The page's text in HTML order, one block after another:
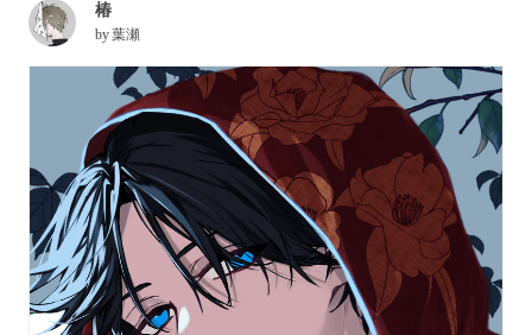
Celebrate the beauty of this captivating flower with this
collection of drawings featuring camellias.
椿
by葉瀬